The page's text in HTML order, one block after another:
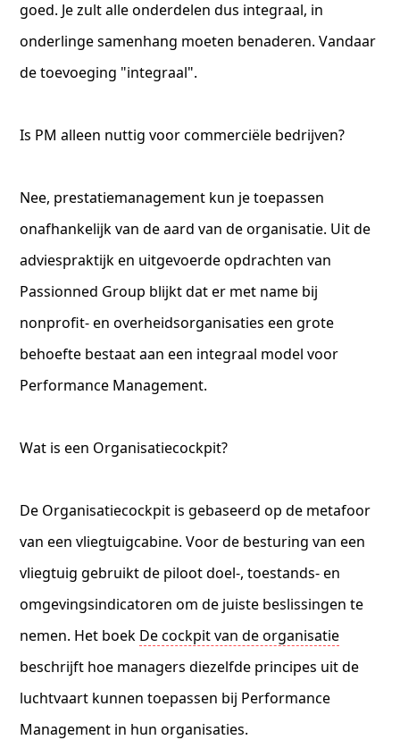
goed. Je zult alle onderdelen dus integraal, in
onderlinge samenhang moeten benaderen. Vandaar
de toevoeging "integraal".
Is PM alleen nuttig voor commerciële bedrijven?
Nee, prestatiemanagement kun je toepassen
onafhankelijk van de aard van de organisatie. Uit de
adviespraktijk en uitgevoerde opdrachten van
Passionned Group blijkt dat er met name bij
nonprofit- en overheidsorganisaties een grote
behoefte bestaat aan een integraal model voor
Performance Management.
Wat is een Organisatiecockpit?
De Organisatiecockpit is gebaseerd op de metafoor
van een vliegtuigcabine. Voor de besturing van een
vliegtuig gebruikt de piloot doel-, toestands- en
omgevingsindicatoren om de juiste beslissingen te
nemen. Het boek De cockpit van de organisatie
beschrijft hoe managers diezelfde principes uit de
luchtvaart kunnen toepassen bij Performance
Management in hun organisaties.